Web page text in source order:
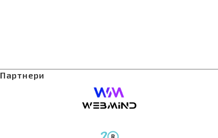
Партнери